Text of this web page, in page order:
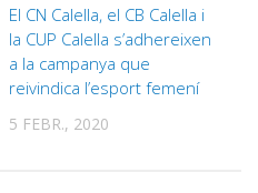
El CN Calella, el CB Calella i
la CUP Calella s’adhereixen
a la campanya que
reivindica l’esport femení
5 FEBR., 2020